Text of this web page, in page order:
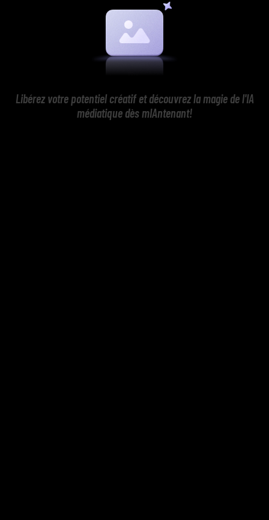
Libérez votre potentiel créatif et découvrez la magie de l'IA
médiatique dès mIAntenant!